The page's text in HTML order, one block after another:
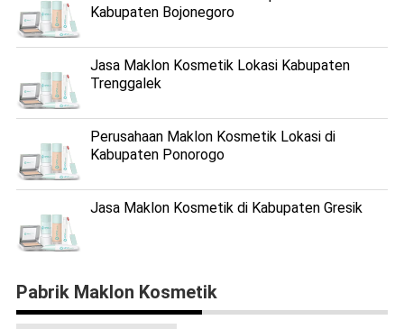
Kabupaten Bojonegoro
Jasa Maklon Kosmetik Lokasi Kabupaten
Trenggalek
Perusahaan Maklon Kosmetik Lokasi di
Kabupaten Ponorogo
Jasa Maklon Kosmetik di Kabupaten Gresik
Pabrik Maklon Kosmetik